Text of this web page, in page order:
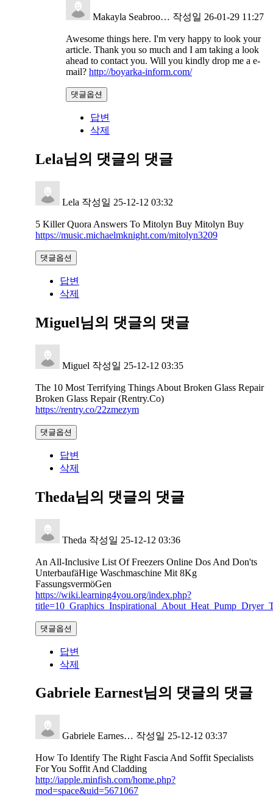
Makayla Seabroo… 작성일 26-01-29 11:27
Awesome things here. I'm very happy to look your
article. Thank you so much and I am taking a look
ahead to contact you. Will you kindly drop me a e-
mail? http://boyarka-inform.com/
댓글옵션
답변
삭제
Lela님의 댓글의 댓글
Lela 작성일 25-12-12 03:32
5 Killer Quora Answers To Mitolyn Buy Mitolyn Buy
https://music.michaelmknight.com/mitolyn3209
댓글옵션
답변
삭제
Miguel님의 댓글의 댓글
Miguel 작성일 25-12-12 03:35
The 10 Most Terrifying Things About Broken Glass Repair
Broken Glass Repair (Rentry.Co)
https://rentry.co/22zmezym
댓글옵션
답변
삭제
Theda님의 댓글의 댓글
Theda 작성일 25-12-12 03:36
An All-Inclusive List Of Freezers Online Dos And Don'ts
UnterbaufäHige Waschmaschine Mit 8Kg
FassungsvermöGen
https://wiki.learning4you.org/index.php?
댓글옵션
답변
삭제
Gabriele Earnest님의 댓글의 댓글
Gabriele Earnes… 작성일 25-12-12 03:37
How To Identify The Right Fascia And Soffit Specialists
For You Soffit And Cladding
http://iapple.minfish.com/home.php?
mod=space&uid=5671067